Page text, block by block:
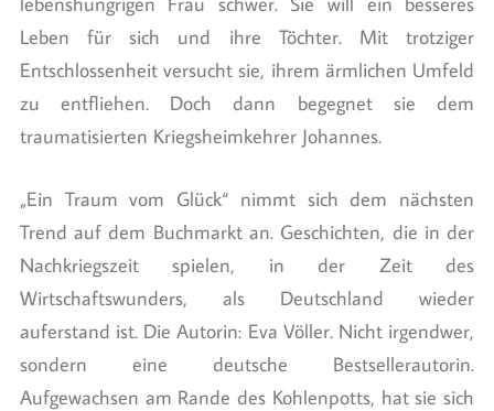
Leben für sich und ihre Töchter. Mit trotziger
Entschlossenheit versucht sie, ihrem ärmlichen Umfeld
zu entfliehen. Doch dann begegnet sie dem
traumatisierten Kriegsheimkehrer Johannes.
„Ein Traum vom Glück“ nimmt sich dem nächsten
Trend auf dem Buchmarkt an. Geschichten, die in der
Nachkriegszeit spielen, in der Zeit des
Wirtschaftswunders, als Deutschland wieder
auferstand ist. Die Autorin: Eva Völler. Nicht irgendwer,
sondern eine deutsche Bestsellerautorin.
Aufgewachsen am Rande des Kohlenpotts, hat sie sich